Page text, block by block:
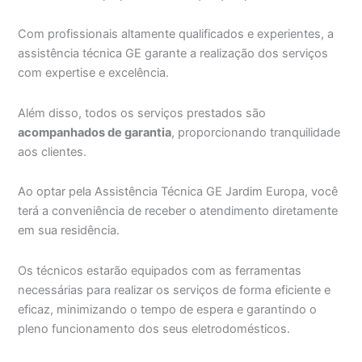
Com profissionais altamente qualificados e experientes, a
assistência técnica GE garante a realização dos serviços
com expertise e excelência.
Além disso, todos os serviços prestados são
acompanhados de garantia, proporcionando tranquilidade
aos clientes.
Ao optar pela Assistência Técnica GE Jardim Europa, você
terá a conveniência de receber o atendimento diretamente
em sua residência.
Os técnicos estarão equipados com as ferramentas
necessárias para realizar os serviços de forma eficiente e
eficaz, minimizando o tempo de espera e garantindo o
pleno funcionamento dos seus eletrodomésticos.